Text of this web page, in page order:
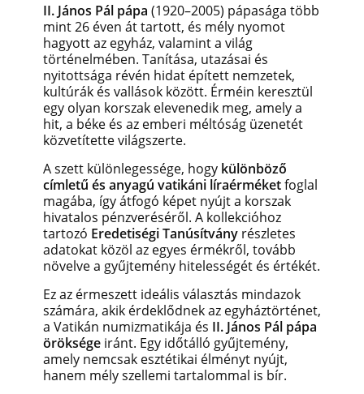
II. János Pál pápa (1920–2005) pápasága több
mint 26 éven át tartott, és mély nyomot
hagyott az egyház, valamint a világ
történelmében. Tanítása, utazásai és
nyitottsága révén hidat épített nemzetek,
kultúrák és vallások között. Érméin keresztül
egy olyan korszak elevenedik meg, amely a
hit, a béke és az emberi méltóság üzenetét
közvetítette világszerte.
A szett különlegessége, hogy különböző
címletű és anyagú vatikáni líraérméketfoglal
magába, így átfogó képet nyújt a korszak
hivatalos pénzveréséről. A kollekcióhoz
tartozó Eredetiségi Tanúsítvány részletes
adatokat közöl az egyes érmékről, tovább
növelve a gyűjtemény hitelességét és értékét.
Ez az érmeszett ideális választás mindazok
számára, akik érdeklődnek az egyháztörténet,
a Vatikán numizmatikája és II. János Pál pápa
öröksége iránt. Egy időtálló gyűjtemény,
amely nemcsak esztétikai élményt nyújt,
hanem mély szellemi tartalommal is bír.